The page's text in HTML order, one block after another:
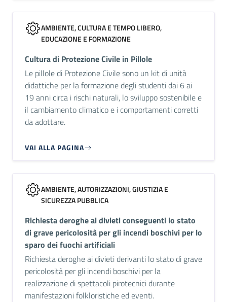
AMBIENTE, CULTURA E TEMPO LIBERO,
EDUCAZIONE E FORMAZIONE
Cultura di Protezione Civile in Pillole
Le pillole di Protezione Civile sono un kit di unità
didattiche per la formazione degli studenti dai 6 ai
19 anni circa i rischi naturali, lo sviluppo sostenibile e
il cambiamento climatico e i comportamenti corretti
da adottare.
VAI ALLA PAGINA
AMBIENTE, AUTORIZZAZIONI, GIUSTIZIA E
SICUREZZA PUBBLICA
Richiesta deroghe ai divieti conseguenti lo stato
di grave pericolosità per gli incendi boschivi per lo
sparo dei fuochi artificiali
Richiesta deroghe ai divieti derivanti lo stato di grave
pericolosità per gli incendi boschivi per la
realizzazione di spettacoli pirotecnici durante
manifestazioni folkloristiche ed eventi.